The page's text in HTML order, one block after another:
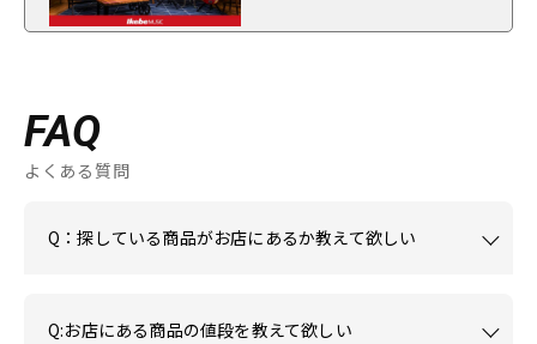
FAQ
よくある質問
Q：探している商品がお店にあるか教えて欲しい
Q:お店にある商品の値段を教えて欲しい